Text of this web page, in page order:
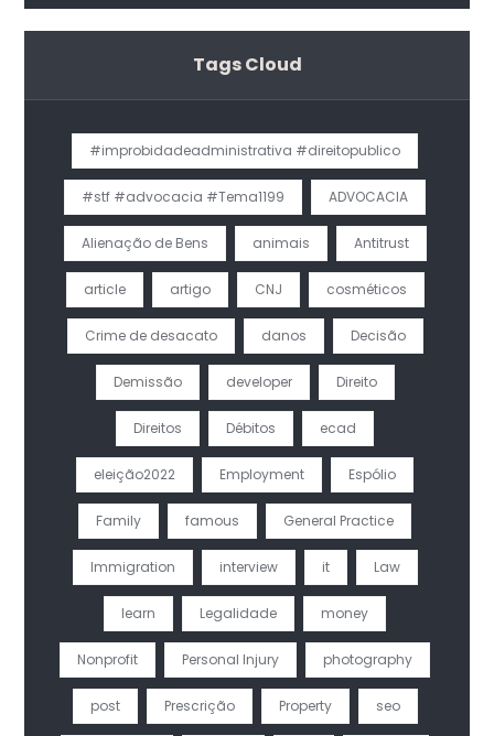
Tags Cloud
#improbidadeadministrativa #direitopublico
#stf #advocacia #Tema1199 ADVOCACIA
Alienação de Bens animais Antitrust
article artigo CNJ cosméticos
Crime de desacato danos Decisão
Demissão developer Direito
Direitos Débitos ecad
eleição2022 Employment Espólio
Family famous General Practice
Immigration interview it Law
learn Legalidade money
Nonprofit Personal Injury photography
post Prescrição Property seo